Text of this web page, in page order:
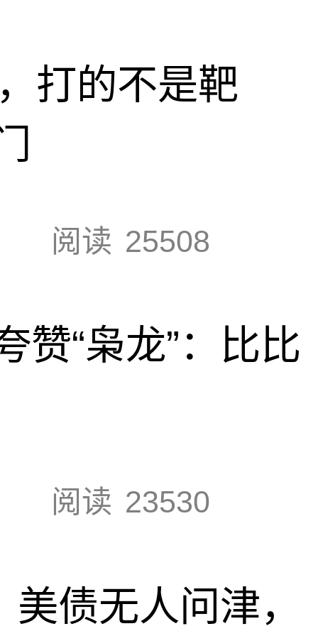
打的不是靶
阅读 25508
赞“枭龙”：比比
阅读 23530
债无人问津，